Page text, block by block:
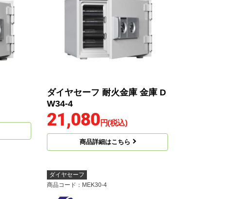
ダイヤセーフ 耐火金庫 金庫 D
W34-4
21,080円(税込)
商品詳細はこちら
ダイヤセーフ
商品コード ：MEK30-4